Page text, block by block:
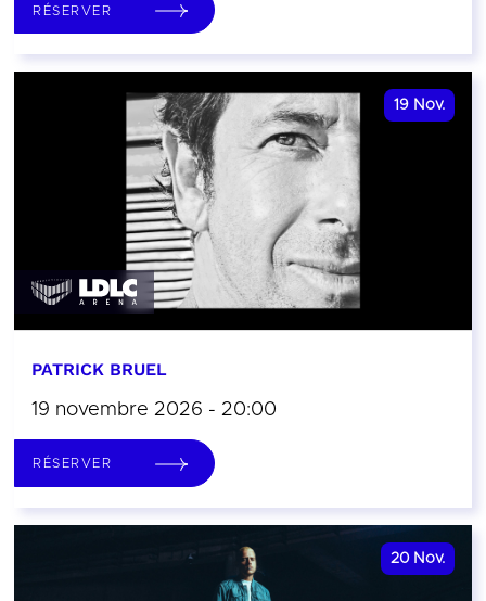
RÉSERVER
19 Nov.
PATRICK BRUEL
19 novembre 2026 - 20:00
RÉSERVER
20 Nov.